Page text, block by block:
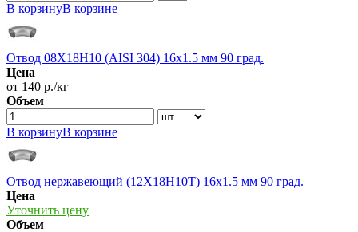
В корзинуВ корзине
Отвод 08Х18Н10 (AISI 304) 16х1.5 мм 90 град.
Цена
от 140 р./кг
Объем
В корзинуВ корзине
Отвод нержавеющий (12Х18Н10Т) 16х1.5 мм 90 град.
Цена
Уточнить цену
Объем